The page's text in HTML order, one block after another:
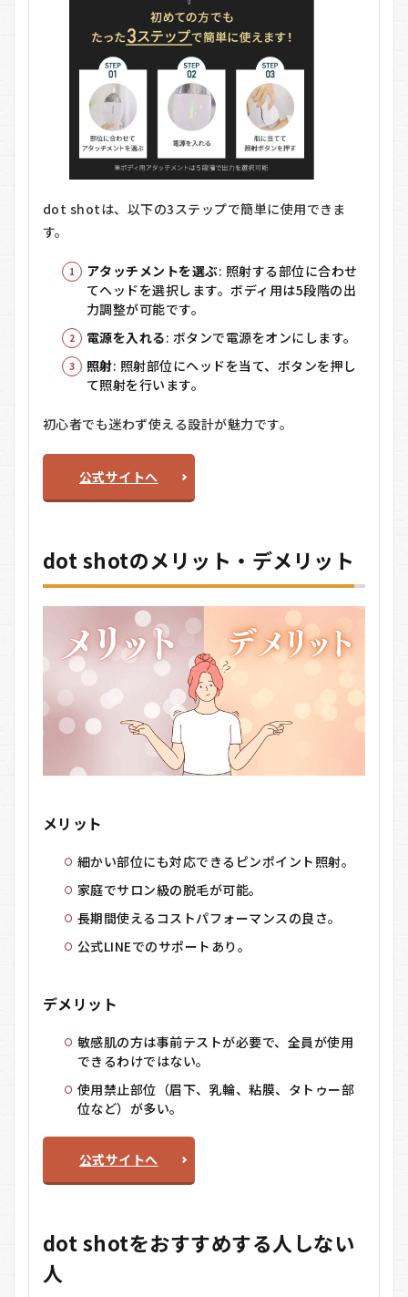
dot shotは、以下の3ステップで簡単に使用できま
す。
アタッチメントを選ぶ: 照射する部位に合わせ
てヘッドを選択します。ボディ用は5段階の出
力調整が可能です。
電源を入れる: ボタンで電源をオンにします。
照射: 照射部位にヘッドを当て、ボタンを押し
て照射を行います。
初心者でも迷わず使える設計が魅力です。
公式サイトへ
dot shotのメリット・デメリット
メリット
細かい部位にも対応できるピンポイント照射。
家庭でサロン級の脱毛が可能。
長期間使えるコストパフォーマンスの良さ。
公式LINEでのサポートあり。
デメリット
敏感肌の方は事前テストが必要で、全員が使用
できるわけではない。
使用禁止部位（眉下、乳輪、粘膜、タトゥー部
位など）が多い。
公式サイトへ
dot shotをおすすめする人しない
人